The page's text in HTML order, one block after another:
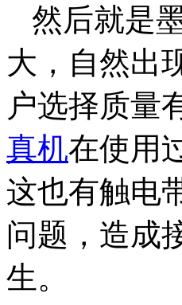
然后就是
大，自然出
户选择质量
真机在使用
这也有触电
问题，造成
生。